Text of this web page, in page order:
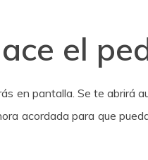
el
en pantalla. Se te abrirá
acordada para que